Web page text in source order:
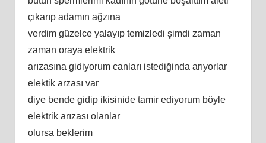
çıkarıp adamın ağzına
verdim güzelce yalayıp temizledi şimdi zaman
zaman oraya elektrik
arızasına gidiyorum canları istediğinda arıyorlar
elektik arzası var
diye bende gidip ikisinide tamir ediyorum böyle
elektrik arızası olanlar
olursa beklerim